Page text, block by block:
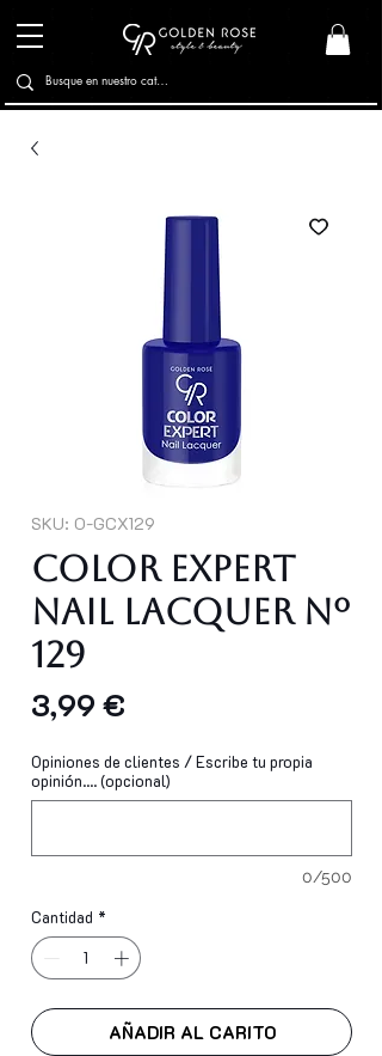
SKU: O-GCX129
Color Expert
Nail Lacquer Nº
129
3,99 €
Opiniones de clientes / Escribe tu propia
opinión.... (opcional)
0/500
Cantidad *
AÑADIR AL CARITO